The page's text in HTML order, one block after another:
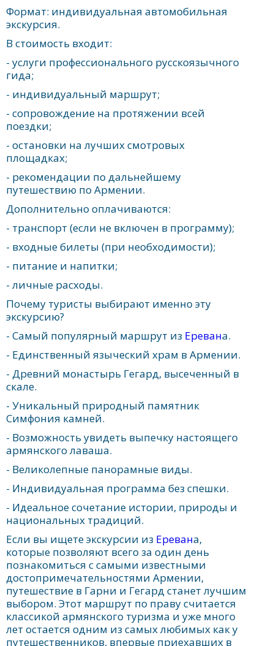
Формат: индивидуальная автомобильная
экскурсия.
В стоимость входит:
- услуги профессионального русскоязычного
гида;
- индивидуальный маршрут;
- сопровождение на протяжении всей
поездки;
- остановки на лучших смотровых
площадках;
- рекомендации по дальнейшему
путешествию по Армении.
Дополнительно оплачиваются:
- транспорт (если не включен в программу);
- входные билеты (при необходимости);
- питание и напитки;
- личные расходы.
Почему туристы выбирают именно эту
экскурсию?
- Самый популярный маршрут из Еревана.
- Единственный языческий храм в Армении.
- Древний монастырь Гегард, высеченный в
скале.
- Уникальный природный памятник
Симфония камней.
- Возможность увидеть выпечку настоящего
армянского лаваша.
- Великолепные панорамные виды.
- Индивидуальная программа без спешки.
- Идеальное сочетание истории, природы и
национальных традиций.
Если вы ищете экскурсии из Еревана,
которые позволяют всего за один день
познакомиться с самыми известными
достопримечательностями Армении,
путешествие в Гарни и Гегард станет лучшим
выбором. Этот маршрут по праву считается
классикой армянского туризма и уже много
лет остается одним из самых любимых как у
путешественников, впервые приехавших в